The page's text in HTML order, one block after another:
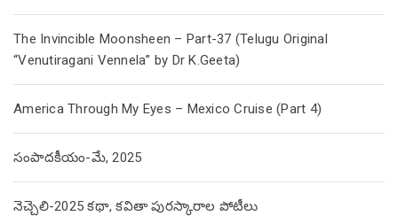
The Invincible Moonsheen – Part-37 (Telugu Original
“Venutiragani Vennela” by Dr K.Geeta)
America Through My Eyes – Mexico Cruise (Part 4)
సంపాదకీయం-మే, 2025
నెచ్చెలి-2025 కథా, కవితా పురస్కారాల పోటీలు